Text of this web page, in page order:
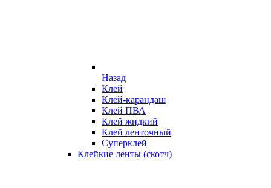
Назад
Клей
Клей-карандаш
Клей ПВА
Клей жидкий
Клей ленточный
Суперклей
Клейкие ленты (скотч)